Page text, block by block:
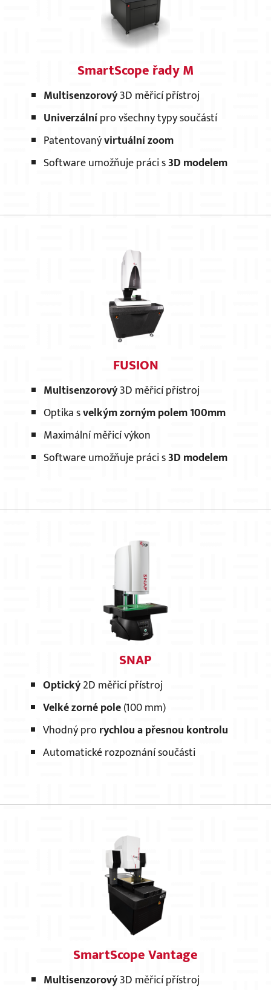
SmartScope řady M
Multisenzorový3D měřicí přístroj
Univerzálnípro všechny typy součástí
Patentovanývirtuální zoom
Software umožňuje práci s3D modelem
FUSION
Multisenzorový3D měřicí přístroj
Optika svelkým zorným polem 100mm
Maximální měřicí výkon
Software umožňuje práci s3D modelem
SNAP
Optický2D měřicí přístroj
Velké zorné pole(100 mm)
Vhodný pro rychlou a přesnou kontrolu
Automatické rozpoznání součásti
SmartScope Vantage
Multisenzorový3D měřicí přístroj